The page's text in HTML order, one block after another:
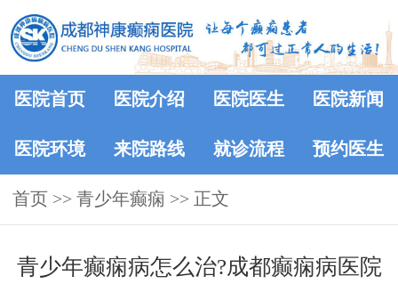
医院首页 医院介绍 医院医生 医院新闻
医院环境 来院路线 就诊流程 预约医生
首页 >> 青少年癫痫 >> 正文
青少年癫痫病怎么治?成都癫痫病医院